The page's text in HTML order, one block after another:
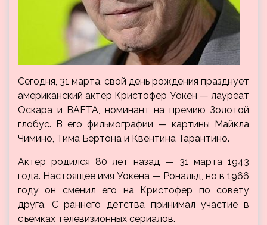
Сегодня, 31 марта, свой день рождения празднует
американский актер Кристофер Уокен — лауреат
Оскара и BAFTA, номинант на премию Золотой
глобус. В его фильмографии — картины Майкла
Чимино, Тима Бертона и Квентина Тарантино.
Актер родился 80 лет назад — 31 марта 1943
года. Настоящее имя Уокена — Рональд, но в 1966
году он сменил его на Кристофер по совету
друга. С раннего детства принимал участие в
съемках телевизионных сериалов.